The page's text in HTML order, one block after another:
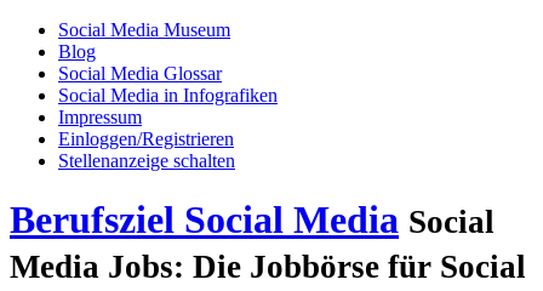
Social Media Museum
Blog
Social Media Glossar
Social Media in Infografiken
Impressum
Einloggen/Registrieren
Stellenanzeige schalten
Berufsziel Social Media Social
Media Jobs: Die Jobbörse für Social